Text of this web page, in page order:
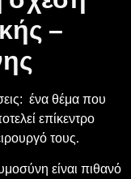
–
ένα θέμα που
επίκεντρο
τους.
είναι πιθανό